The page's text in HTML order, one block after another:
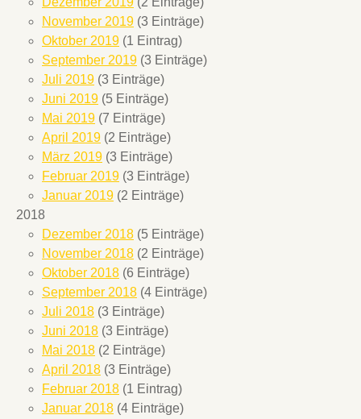
November 2019 (3 Einträge)
Oktober 2019 (1 Eintrag)
September 2019 (3 Einträge)
Juli 2019 (3 Einträge)
Juni 2019 (5 Einträge)
Mai 2019 (7 Einträge)
April 2019 (2 Einträge)
März 2019 (3 Einträge)
Februar 2019 (3 Einträge)
Januar 2019 (2 Einträge)
2018
Dezember 2018 (5 Einträge)
November 2018 (2 Einträge)
Oktober 2018 (6 Einträge)
September 2018 (4 Einträge)
Juli 2018 (3 Einträge)
Juni 2018 (3 Einträge)
Mai 2018 (2 Einträge)
April 2018 (3 Einträge)
Februar 2018 (1 Eintrag)
Januar 2018 (4 Einträge)